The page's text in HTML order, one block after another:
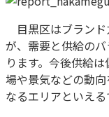
目黒区はブランド
が、需要と供給の
ります。今後供給
場や景気などの動
なるエリアといえる